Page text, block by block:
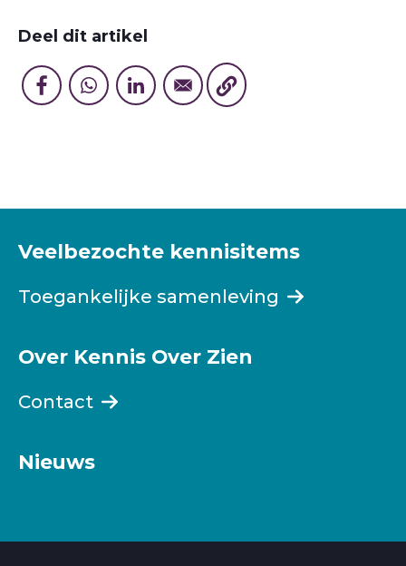
Deel dit artikel
Veelbezochte kennisitems
Toegankelijke samenleving
Over Kennis Over Zien
Contact
Nieuws